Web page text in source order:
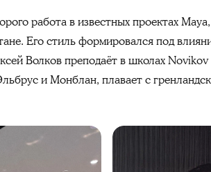
работа в известных проектах
Его стиль формировался под
Волков преподаёт в школах
и Монблан, плавает с